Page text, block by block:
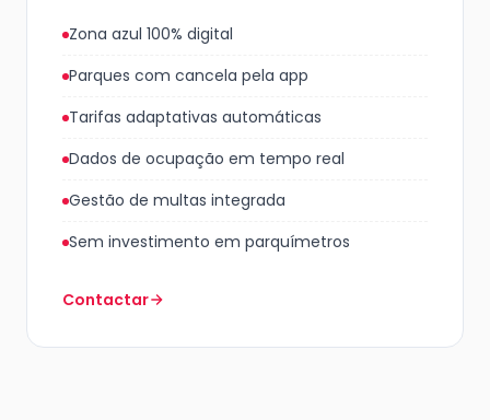
Zona azul 100% digital
Parques com cancela pela app
Tarifas adaptativas automáticas
Dados de ocupação em tempo real
Gestão de multas integrada
Sem investimento em parquímetros
Contactar